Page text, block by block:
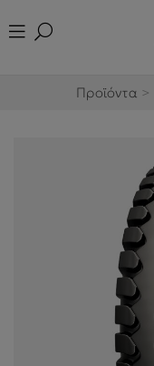
Προϊόντα >